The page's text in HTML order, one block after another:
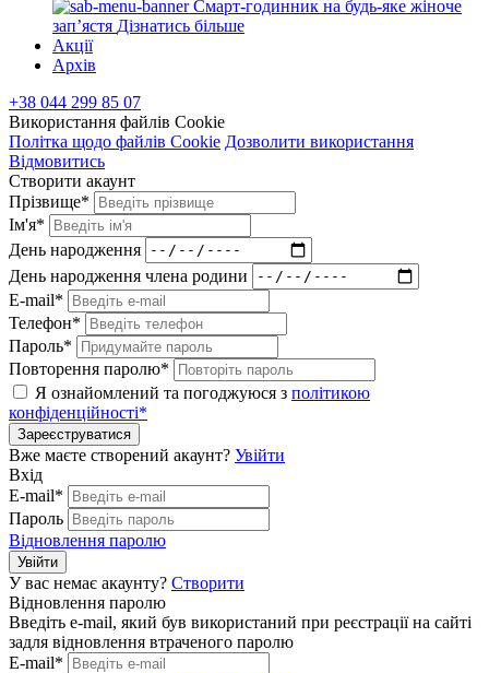
Смарт-годинник на будь-яке жіноче
запʼястя Дізнатись більше
Акції
Архів
+38 044 299 85 07
Використання файлів Cookie
Політка щодо файлів Cookie Дозволити використання
Відмовитись
Створити акаунт
Прізвище*
Ім'я*
День народження
День народження члена родини
E-mail*
Телефон*
Пароль*
Повторення паролю*
Я ознайомлений та погоджуюся з політикою
конфіденційності*
Зареєструватися
Вже маєте створений акаунт? Увійти
Вхід
E-mail*
Пароль
Відновлення паролю
Увійти
У вас немає акаунту? Створити
Відновлення паролю
Введіть e-mail, який був використаний при реєстрації на сайті
задля відновлення втраченого паролю
E-mail*